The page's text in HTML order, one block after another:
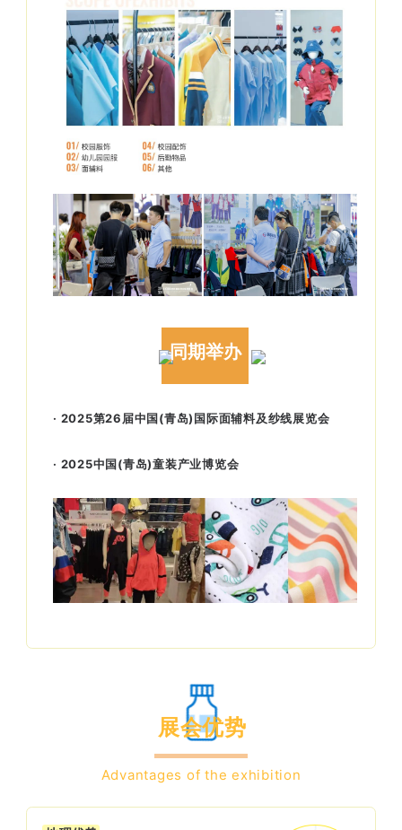
同期举办
· 2025第26届中国(青岛)国际面辅料及纱线展览会
· 2025中国(青岛)童装产业博览会
展会优势
Advantages of the exhibition